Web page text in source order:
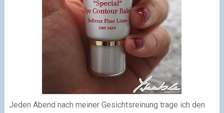
Jeden Abend nach meiner Gesichtsreinung trage ich den